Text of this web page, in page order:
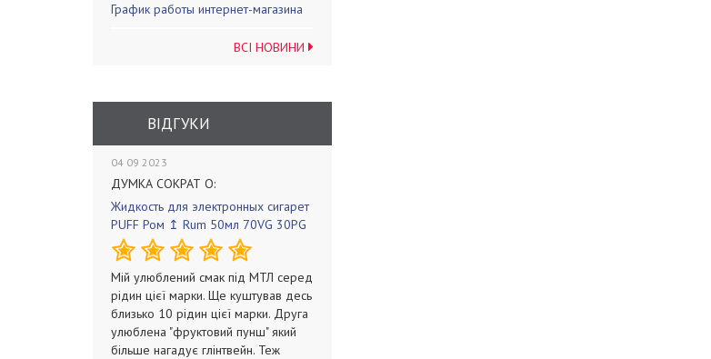
График работы интернет-магазина
ВСІ НОВИНИ
ВІДГУКИ
04 09 2023
ДУМКА СОКРАТ О:
Жидкость для электронных сигарет
PUFF Ром ↥ Rum 50мл 70VG 30PG
Мій улюблений смак під МТЛ серед
рідин цієї марки. Ще куштував десь
близько 10 рідин цієї марки. Друга
улюблена "фруктовий пунш" який
більше нагадує глінтвейн. Теж